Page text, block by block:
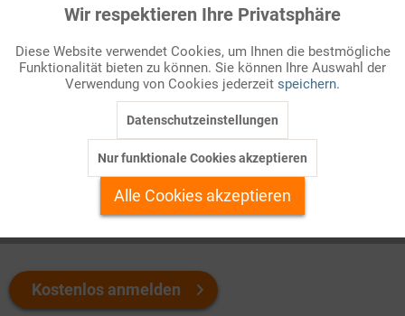
deutschen Parteien zumeist deutlich zurückgegangen. Wie
Aber es gibt in jüngster Zeit auch entgegengesetzte
Entwicklungen. Der Zeitraum von 1990 bis 2024 im Überblick
für Sie zum Download!
Welchen Download brauchen Sie?
Kostenlos anmelden
Funktionale Aktiv
Marketing Inaktiv
Personalisierung Inaktiv
Service
Wir respektieren Ihre Privatsphäre
Diese Website verwendet Cookies, um Ihnen die bestmögliche
Funktionalität bieten zu können. Sie können Ihre Auswahl der
Verwendung von Cookies jederzeit speichern.
Datenschutzeinstellungen
Nur funktionale Cookies akzeptieren
Alle Cookies akzeptieren